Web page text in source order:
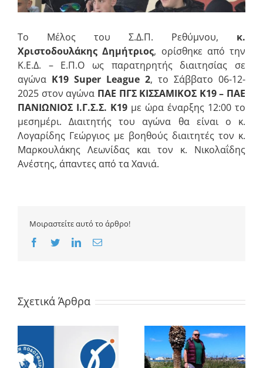
Το Μέλος του Σ.Δ.Π. Ρεθύμνου, κ.
Χριστοδουλάκης Δημήτριος, ορίσθηκε από την
Κ.Ε.Δ. – Ε.Π.Ο ως παρατηρητής διαιτησίας σε
αγώνα Κ19 Super League 2, το Σάββατο 06-12-
2025 στον αγώνα ΠΑΕ ΠΓΣ ΚΙΣΣΑΜΙΚΟΣ Κ19 – ΠΑΕ
ΠΑΝΙΩΝΙΟΣ Ι.Γ.Σ.Σ. Κ19 με ώρα έναρξης 12:00 το
μεσημέρι. Διαιτητής του αγώνα θα είναι ο κ.
Λογαρίδης Γεώργιος με βοηθούς διαιτητές τον κ.
Μαρκουλάκης Λεωνίδας και τον κ. Νικολαΐδης
Ανέστης, άπαντες από τα Χανιά.
Μοιραστείτε αυτό το άρθρο!
Facebook
TwitterLinkedInEmail
Σχετικά Άρθρα